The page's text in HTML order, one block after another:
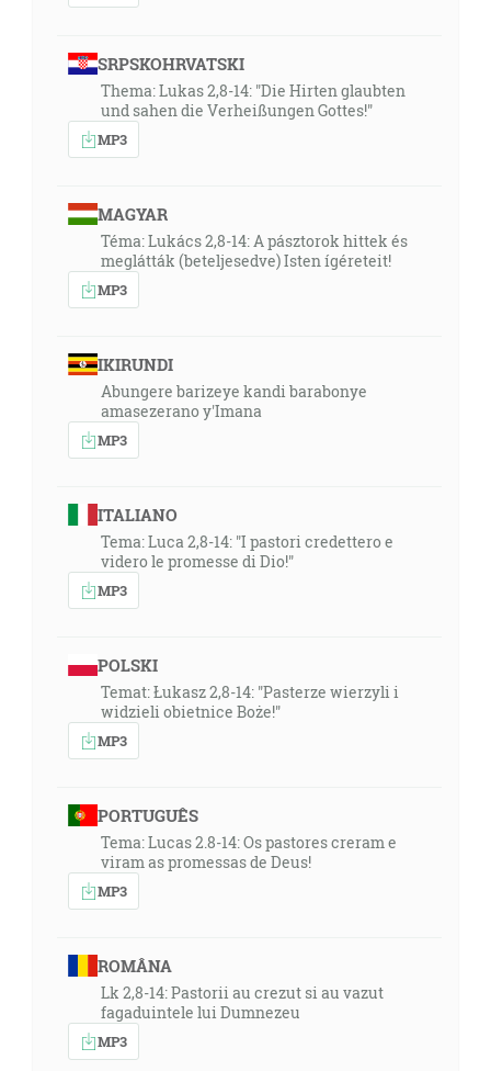
SRPSKOHRVATSKI
Thema: Lukas 2,8-14: "Die Hirten glaubten
und sahen die Verheißungen Gottes!"
MP3
MAGYAR
Téma: Lukács 2,8-14: A pásztorok hittek és
meglátták (beteljesedve) Isten ígéreteit!
MP3
IKIRUNDI
Abungere barizeye kandi barabonye
amasezerano y'Imana
MP3
ITALIANO
Tema: Luca 2,8-14: "I pastori credettero e
videro le promesse di Dio!"
MP3
POLSKI
Temat: Łukasz 2,8-14: "Pasterze wierzyli i
widzieli obietnice Boże!"
MP3
PORTUGUÊS
Tema: Lucas 2.8-14: Os pastores creram e
viram as promessas de Deus!
MP3
ROMÂNA
Lk 2,8-14: Pastorii au crezut si au vazut
fagaduintele lui Dumnezeu
MP3